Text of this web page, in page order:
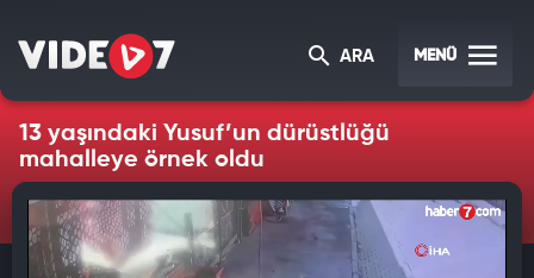
ARA MENÜ
13 yaşındaki Yusuf’un dürüstlüğü
mahalleye örnek oldu